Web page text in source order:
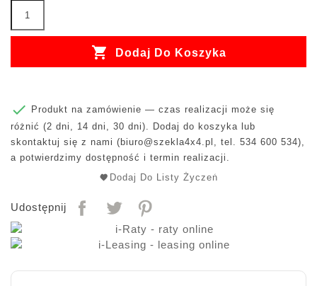
 Dodaj Do Koszyka

Produkt na zamówienie — czas realizacji może się
różnić (2 dni, 14 dni, 30 dni). Dodaj do koszyka lub
skontaktuj się z nami ( biuro@szekla4x4.pl , tel. 534 600 534),
a potwierdzimy dostępność i termin realizacji.
Dodaj Do Listy Życzeń
Udostępnij